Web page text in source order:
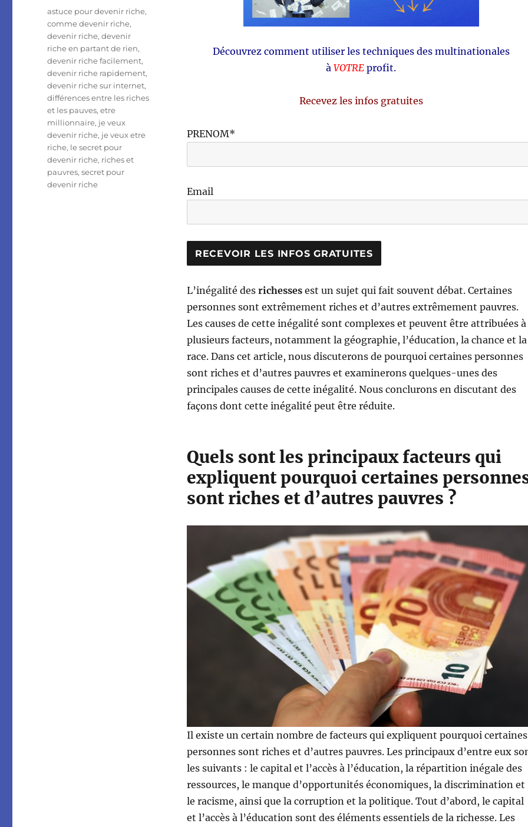
Découvrez comment utiliser les techniques des multinationales
àVOTRE profit.
Recevez les infos gratuites
PRENOM*
Email
L’inégalité des richessesest un sujet qui fait souvent débat. Certaines
personnes sont extrêmement riches et d’autres extrêmement pauvres.
Les causes de cette inégalité sont complexes et peuvent être attribuées à
plusieurs facteurs, notamment la géographie, l’éducation, la chance et la
race. Dans cet article, nous discuterons de pourquoi certaines personnes
sont riches et d’autres pauvres et examinerons quelques-unes des
principales causes de cette inégalité. Nous conclurons en discutant des
façons dont cette inégalité peut être réduite.
Quels sont les principaux facteurs qui
expliquent pourquoi certaines
sont riches et d’autres pauvres ?
Il existe un certain nombre de facteurs qui expliquent pourquoi certaines
personnes sont riches et d’autres pauvres. Les principaux d’entre eux
les suivants : le capital et l’accès à l’éducation, la répartition inégale des
ressources, le manque d’opportunités économiques, la discrimination et
le racisme, ainsi que la corruption et la politique. Tout d’abord, le capital
et l’accès à l’éducation sont des éléments essentiels de la richesse. Les
Étiquettes
astuce pour devenir riche,
comme devenir riche,
devenir riche,devenir
riche en partant de rien,
devenir riche facilement,
devenir riche rapidement,
devenir riche sur internet,
différences entre les riches
et les pauves,etre
millionnaire, je veux
devenir riche, je veux etre
riche, le secret pour
devenir riche, riches et
pauvres,secret pour
devenir riche